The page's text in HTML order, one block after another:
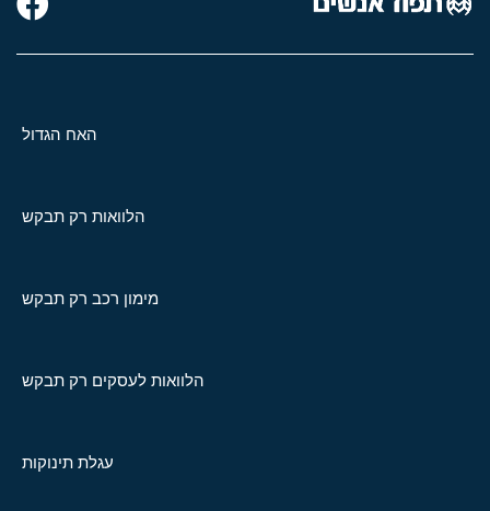
האח הגדול
הלוואות רק תבקש
מימון רכב רק תבקש
הלוואות לעסקים רק תבקש
עגלת תינוקות